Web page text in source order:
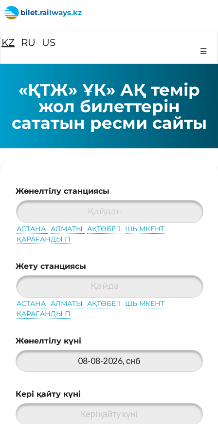
bilet.railways.kz
KZ RU US
«ҚТЖ» ҰК» АҚ темір
жол билеттерін
сататын ресми сайты
Жөнелтілу cтанциясы
Қайдан
АСТАНА АЛМАТЫ АҚТӨБЕ 1
ШЫМКЕНТ
ҚАРАҒАНДЫ П
Жету станциясы
Қайда
АСТАНА АЛМАТЫ АҚТӨБЕ 1
ШЫМКЕНТ
ҚАРАҒАНДЫ П
Жөнелтілу күні
Кері қайту күні